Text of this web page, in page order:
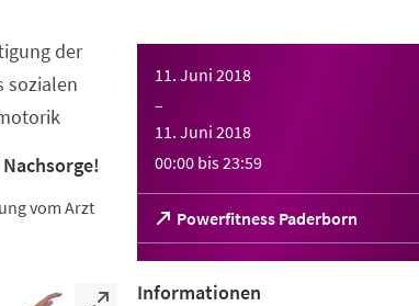
11. Juni 2018
–
11. Juni 2018
00:00 bis23:59
Powerfitness Paderborn
(Öffnet
in
einem
neuen
der
sozialen
vom Arzt
Informationen